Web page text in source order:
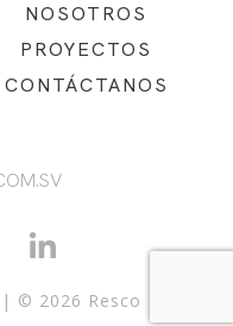
NOSOTROS
PROYECTOS
CONTÁCTANOS
| © 2026 Resco